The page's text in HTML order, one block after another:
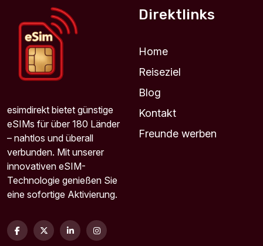
10.25 EUR
Caribbean (20+ areas) 1GB 7Days
Caribbean (20+ areas) 1GB/Day
Für 1 Tage
11.82 EUR
esimdirekt bietet günstige
eSIMs für über 180 Länder
– nahtlos und überall
verbunden. Mit unserer
innovativen eSIM-
Technologie genießen Sie
eine sofortige Aktivierung.
Direktlinks
Home
Reiseziel
Blog
Kontakt
Freunde werben